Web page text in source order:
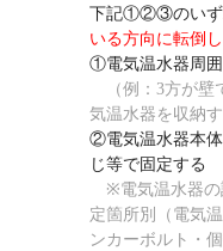
下記①②③のいず
いる方向に転倒
①電気温水器周
（例：3方が壁
気温水器を収納
②電気温水器本
じ等で固定する
※電気温水器の
定箇所別（電気
ンカーボルト・